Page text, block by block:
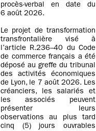
procès-verbal en date du
6 août 2026.
Le projet de transformation
transfrontalière visé à
l’article R.236–40 du Code
de commerce français a été
déposé au greffe du tribunal
des activités économiques
de Lyon, le 7 août 2026. Les
créanciers, les salariés et
les associés peuvent
présenter leurs
observations au plus tard
cinq (5) jours ouvrables